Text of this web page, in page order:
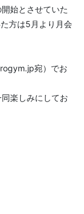
始とさせていた
方は5月より月会
宛）でお
楽しみにしてお